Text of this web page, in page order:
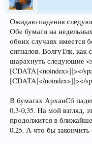
Ожидаю падения
Обе бумаги на
обоих случаях имеется
сигналов. ВолгуТлк, как
шарахнуть следующие
[CDATA[<noindex>]]></
[CDATA[</noindex>]]></
В бумагах АрханСб
0,3-0,35. На мой взгляд,
продолжится в
0,25. А что бы